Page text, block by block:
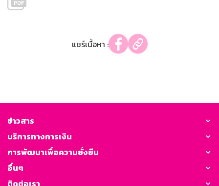
แชร์เนื้อหา :
ข่าวสาร
บริการทางการเงิน
การพัฒนาเพื่อความยั่งยืน
อื่นๆ